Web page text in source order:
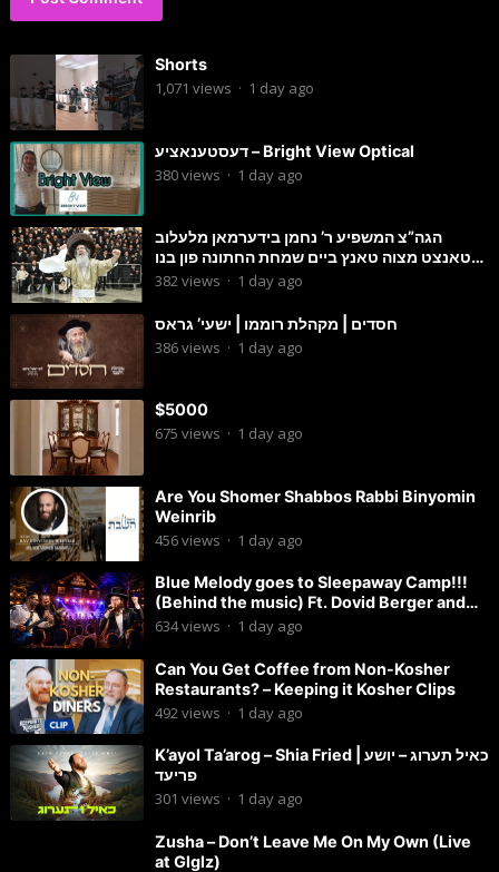
Shorts
1,071 views · 1 day ago
דעסטענאציע – Bright View Optical
380views · 1 day ago
הגה”צ המשפיע ר’ נחמן בידערמאן מלעלוב
טאנצט מצוה טאנץ ביים שמחת החתונה פון בנו
החתן
382views · 1 day ago
חסדים | מקהלת רוממו | ישעי’ גראס
386views · 1 day ago
$5000
675 views · 1 day ago
Are You Shomer Shabbos Rabbi Binyomin
Weinrib
456views · 1 day ago
Blue Melody goes to Sleepaway Camp!!!
(Behind the music) Ft. Dovid Berger and
Chaim Brown
634views · 1 day ago
Can You Get Coffee from Non-Kosher
Restaurants? – Keeping it Kosher Clips
492views · 1 day ago
K’ayol Ta’arog – Shia Fried | כאיל תערוג – יושע
פריעד
301 views · 1 day ago
Zusha – Don’t Leave Me On My Own (Live
at Glglz)